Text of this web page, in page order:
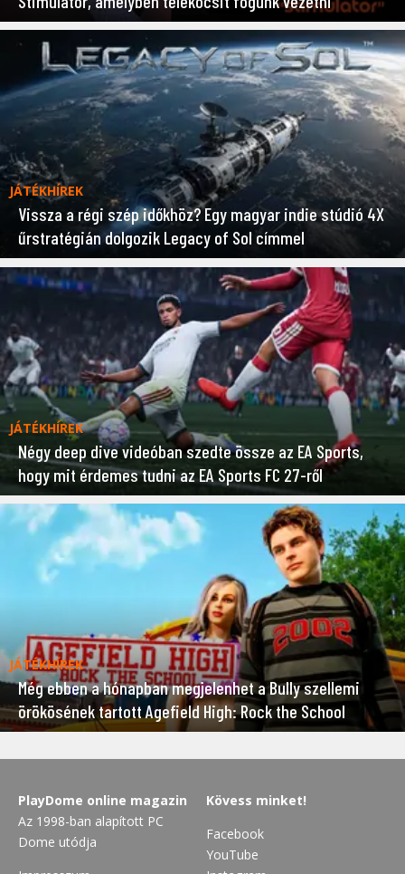
JÁTÉKHÍREK
Vissza a régi szép időkhöz? Egy magyar indie stúdió 4X
űrstratégián dolgozik Legacy of Sol címmel
JÁTÉKHÍREK
Négy deep dive videóban szedte össze az EA Sports,
hogy mit érdemes tudni az EA Sports FC 27-ről
JÁTÉKHÍREK
Még ebben a hónapban megjelenhet a Bully szellemi
örökösének tartott Agefield High: Rock the School
PlayDome online magazin
Az 1998-ban alapított PC
Dome utódja
Kövess minket!
Facebook
YouTube